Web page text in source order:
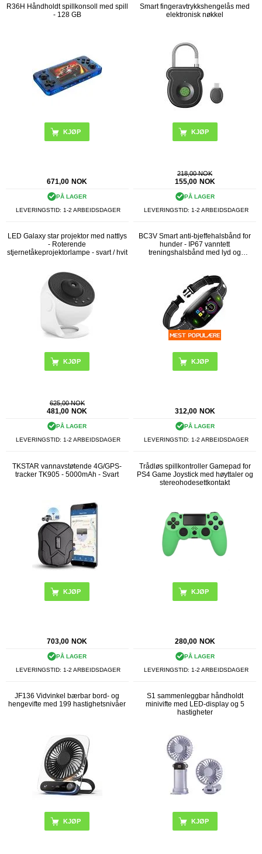
R36H Håndholdt spillkonsoll med spill
- 128 GB
KJØP
671,00 NOK
PÅ LAGER
LEVERINGSTID: 1-2 ARBEIDSDAGER
Smart fingeravtrykkshengelås med
elektronisk nøkkel
KJØP
218,00 NOK
155,00 NOK
PÅ LAGER
LEVERINGSTID: 1-2 ARBEIDSDAGER
LED Galaxy star projektor med nattlys
- Roterende
stjernetåkeprojektorlampe - svart / hvit
625,00 NOK
481,00 NOK
PÅ LAGER
LEVERINGSTID: 1-2 ARBEIDSDAGER
BC3V Smart anti-bjeffehalsbånd for
hunder - IP67 vanntett
treningshalsbånd med lyd og
312,00 NOK
PÅ LAGER
LEVERINGSTID: 1-2 ARBEIDSDAGER
TKSTAR vannavstøtende 4G/GPS-
tracker TK905 - 5000mAh - Svart
703,00 NOK
PÅ LAGER
LEVERINGSTID: 1-2 ARBEIDSDAGER
Trådløs spillkontroller Gamepad for
PS4 Game Joystick med høyttaler og
stereohodesettkontakt
KJØP
280,00 NOK
PÅ LAGER
LEVERINGSTID: 1-2 ARBEIDSDAGER
JF136 Vidvinkel bærbar bord- og
hengevifte med 199 hastighetsnivåer
KJØP
S1 sammenleggbar håndholdt
minivifte med LED-display og 5
hastigheter
KJØP